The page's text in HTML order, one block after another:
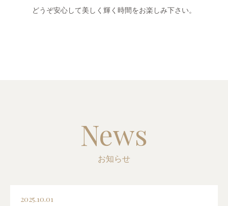
どうぞ安心して美しく輝く時間をお楽しみ下さい。
News
お知らせ
2025.10.01